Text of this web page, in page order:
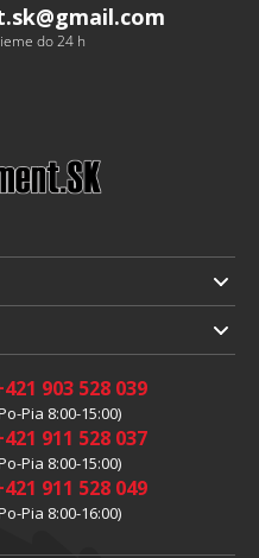
@gmail.com
do 24 h
903 528 039
Pia 8:00-15:00)
911 528 037
Pia 8:00-15:00)
911 528 049
Pia 8:00-16:00)